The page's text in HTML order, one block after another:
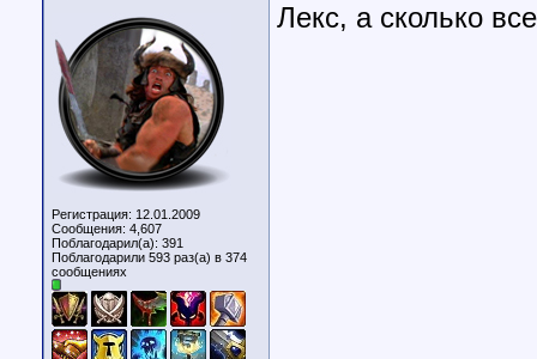
Регистрация: 12.01.2009
Сообщения: 4,607
Поблагодарил(а): 391
Поблагодарили 593 раз(а) в 374
сообщениях
Лекс, а сколько